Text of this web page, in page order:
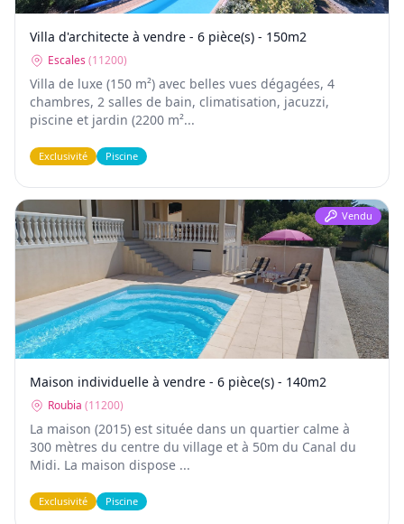
Villa d'architecte à vendre - 6 pièce(s) - 150m2
Escales (11200)
Villa de luxe (150 m²) avec belles vues dégagées, 4
chambres, 2 salles de bain, climatisation, jacuzzi,
piscine et jardin (2200 m²...
Exclusivité Piscine
Vendu
Maison individuelle à vendre - 6 pièce(s) - 140m2
Roubia (11200)
La maison (2015) est située dans un quartier calme à
300 mètres du centre du village et à 50m du Canal du
Midi. La maison dispose ...
Exclusivité Piscine